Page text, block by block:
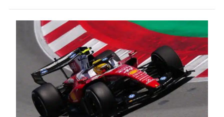
Trionfo
Ferrari
Barcellona:
vince
Hamilton
Russell,